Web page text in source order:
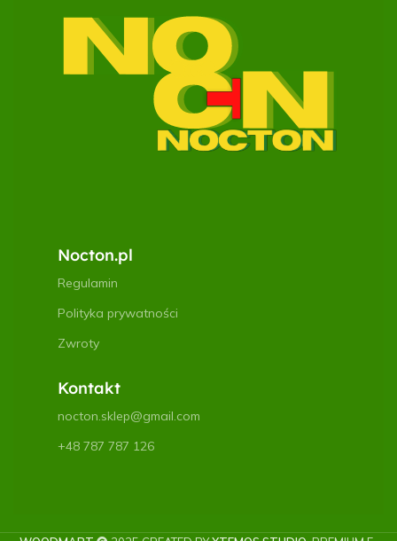
Nocton.pl
Regulamin
Polityka prywatności
Zwroty
Kontakt
nocton.sklep@gmail.com
+48 787 787 126